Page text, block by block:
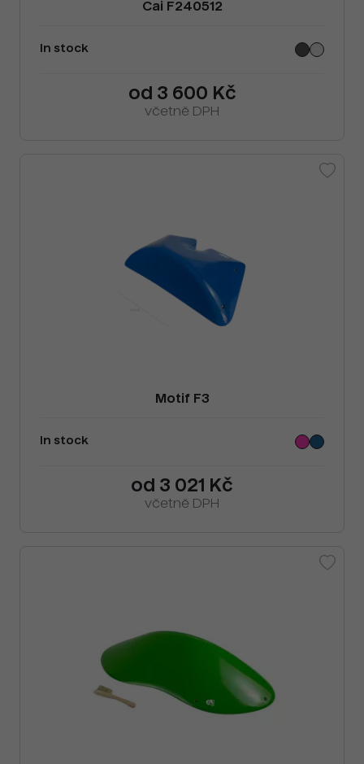
Cai F240512
In stock
od 3 600 Kč
včetně DPH
Motif F3
In stock
od 3 021 Kč
včetně DPH